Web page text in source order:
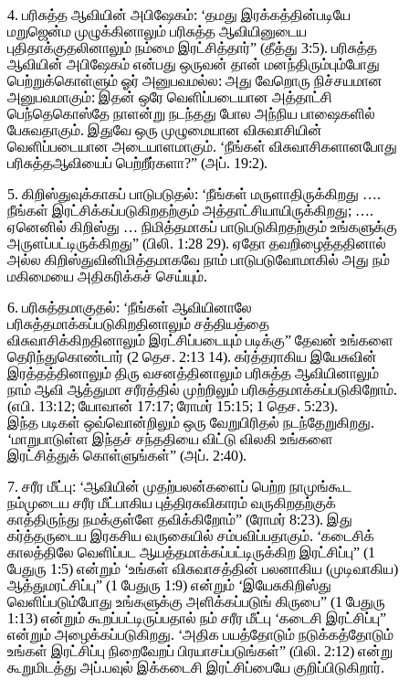
4. பரிசுத்த ஆவியின் அபிஷேகம்: ‘தமது இரக்கத்தின்படியே
மறுஜென்ம முழுக்கினாலும் பரிசுத்த ஆவியினுடைய
புதிதாக்குதலினாலும் நம்மை இரட்சித்தார்” (தீத்து 3:5). பரிசுத்த
ஆவியின் அபிஷேகம் என்பது ஒருவன் தான் மனந்திரும்பும்போது
பெற்றுக்கொள்ளும் ஓர் அனுபவமல்ல: அது வேறொரு நிச்சயமான
அனுபவமாகும்: இதன் ஒரே வெளிப்படையான அத்தாட்சி
பெந்தெகொஸ்தே நாளன்று நடந்தது போல அந்நிய பாஷைகளில்
பேசுவதாகும். இதுவே ஒரு முழுமையான விசுவாசியின்
வெளிப்படையான அடையாளமாகும். ‘நீங்கள் விசுவாசிகளானபோது
பரிசுத்தஆவியைப் பெற்றீர்களா?” (அப். 19:2).
5. கிறிஸ்துவுக்காகப் பாடுபடுதல்: ‘நீங்கள் மருளாதிருக்கிறது ….
நீங்கள் இரட்சிக்கப்படுகிறதற்கும் அத்தாட்சியாயிருக்கிறது; ….
ஏனெனில் கிறிஸ்து … நிமித்தமாகப் பாடுபடுகிறதற்கும் உங்களுக்கு
அருளப்பட்டிருக்கிறது” (பிலி. 1:28 29). ஏதோ தவறிழைத்ததினால்
அல்ல கிறிஸ்துவினிமித்தமாகவே நாம் பாடுபடுவோமாகில் அது நம்
மகிமையை அதிகரிக்கச் செய்யும்.
6. பரிசுத்தமாகுதல்: ‘நீங்கள் ஆவியினாலே
பரிசுத்தமாக்கப்படுகிறதினாலும் சத்தியத்தை
விசுவாசிக்கிறதினாலும் இரட்சிப்படையும் படிக்கு” தேவன் உங்களை
தெரிந்துகொண்டார் (2 தெச. 2:13 14). கர்த்தராகிய இயேசுவின்
இரத்தத்தினாலும் திரு வசனத்தினாலும் பரிசுத்த ஆவியினாலும்
நாம் ஆவி ஆத்துமா சரீரத்தில் முற்றிலும் பரிசுத்தமாக்கப்படுகிறோம்.
(எபி. 13:12; யோவான் 17:17; ரோமர் 15:15; 1 தெச. 5:23).
இந்த படிகள் ஒவ்வொன்றிலும் ஒரு வேறுபிரிதல் நடந்தேறுகிறது.
‘மாறுபாடுள்ள இந்தச் சந்ததியை விட்டு விலகி உங்களை
இரட்சித்துக் கொள்ளுங்கள்” (அப். 2:40).
7. சரீர மீட்பு: ‘ஆவியின் முதற்பலன்களைப் பெற்ற நாமுங்கூட
நம்முடைய சரீர மீட்பாகிய புத்திரசுவிகாரம் வருகிறதற்குக்
காத்திருந்து நமக்குள்ளே தவிக்கிறோம்” (ரோமர் 8:23). இது
கர்த்தருடைய இரகசிய வருகையில் சம்பவிப்பதாகும். ‘கடைசிக்
காலத்திலே வெளிப்பட ஆயத்தமாக்கப்பட்டிருக்கிற இரட்சிப்பு” (1
பேதுரு 1:5) என்றும் ‘உங்கள் விசுவாசத்தின் பலனாகிய (முடிவாகிய)
ஆத்துமரட்சிப்பு” (1 பேதுரு 1:9) என்றும் ‘இயேசுகிறிஸ்து
வெளிப்படும்போது உங்களுக்கு அளிக்கப்படுங் கிருபை” (1 பேதுரு
1:13) என்றும் கூறப்பட்டிருப்பதால் நம் சரீர மீட்பு ‘கடைசி இரட்சிப்பு”
என்றும் அழைக்கப்படுகிறது. ‘அதிக பயத்தோடும் நடுக்கத்தோடும்
உங்கள் இரட்சிப்பு நிறைவேறப் பிரயாசப்படுங்கள்” (பிலி. 2:12) என்று
கூறுமிடத்து அப்.பவுல் இக்கடைசி இரட்சிப்பையே குறிப்பிடுகிறார்.